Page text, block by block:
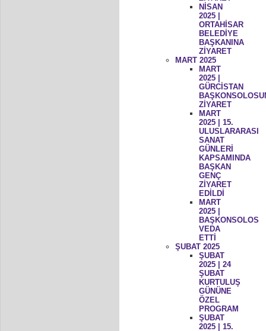
NİSAN
2025 |
ORTAHİSAR
BELEDİYE
BAŞKANINA
ZİYARET
MART 2025
MART
2025 |
GÜRCİSTAN
ZİYARET
MART
2025 | 15.
ULUSLARARASI
SANAT
GÜNLERİ
KAPSAMINDA
BAŞKAN
GENÇ
ZİYARET
EDİLDİ
MART
2025 |
BAŞKONSOLOS
VEDA
ETTİ
ŞUBAT 2025
ŞUBAT
2025 | 24
ŞUBAT
KURTULUŞ
GÜNÜNE
ÖZEL
PROGRAM
ŞUBAT
2025 | 15.